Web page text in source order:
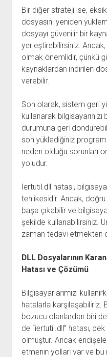
Bir diğer strateji ise,
dosyasını yeniden
dosyayı güvenilir bir
yerleştirebilirsiniz.
olmak önemlidir, çünkü
kaynaklardan indirilen
verebilir.
Son olarak, sistem geri
kullanarak
durumuna geri
son yüklediğiniz
neden olduğu sorunları
yoludur.
İertutil.dll hatası,
tehlikesidir. Ancak,
başa çıkabilir ve
şekilde kullanabilirsiniz.
zaman tedavi etmekten
DLL Dosyalarının
Hatası ve Çözümü
Bilgisayarlarımızı
hatalarla karşılaşabiliriz.
bozucu olanlardan biri de
de “iertutil.dll” hatası,
olmuştur. Ancak
etmenin yolları var ve